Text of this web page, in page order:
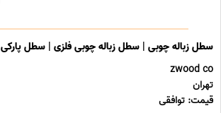
سطل زباله چوبی | سطل زباله چوبی فلزی | سطل پارکی
zwood co
تهران
قیمت: توافقی